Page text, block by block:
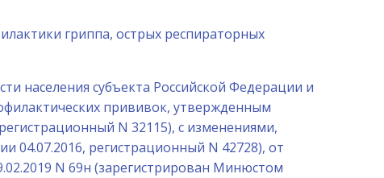
гриппа, острых респираторных
населения субъекта Российской Федерации и
прививок, утвержденным
N 32115), с изменениями,
04.07.2016, регистрационный N 42728), от
N 69н (зарегистрирован Минюстом